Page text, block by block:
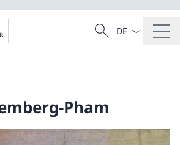
Recherche
Recherche
La langue
Pham